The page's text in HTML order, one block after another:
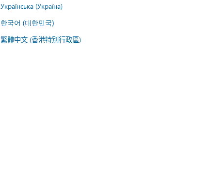
Українська (Україна)
한국어 (대한민국)
繁體中文 (香港特別行政區)